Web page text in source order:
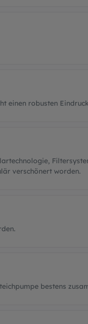
einen robusten
verschönert worden.
bestens